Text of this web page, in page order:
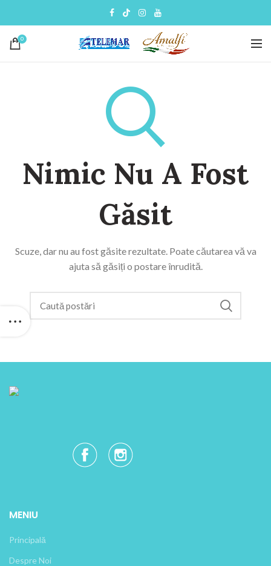
0
Nimic Nu A Fost
Găsit
Scuze, dar nu au fost găsite rezultate. Poate căutarea vă va
ajuta să găsiți o postare înrudită.
MENIU
Principală
Despre Noi